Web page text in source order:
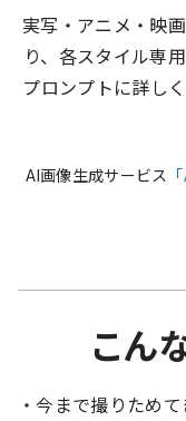
実写・アニメ・映
り、各スタイル専
プロンプトに詳し
AI画像生成サービス
こん
・今まで撮りため